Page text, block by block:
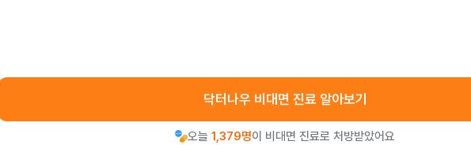
닥터나우 비대면 진료 알아보기
오늘 1,379명이 비대면 진료로 처방받았어요